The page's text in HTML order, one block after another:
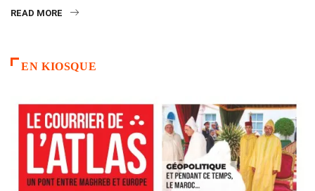
READ MORE
EN KIOSQUE